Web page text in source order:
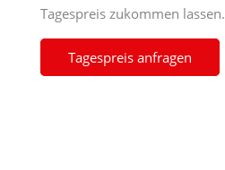
Tagespreis zukommen lassen.
Tagespreis anfragen